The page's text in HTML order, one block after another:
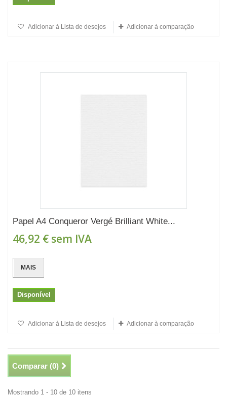
Adicionar à Lista de desejos Adicionar à comparação
Papel A4 Conqueror Vergé Brilliant White...
46,92 € sem IVA
MAIS
Disponível
Adicionar à Lista de desejos Adicionar à comparação
Comparar (0)
Mostrando 1 - 10 de 10 itens